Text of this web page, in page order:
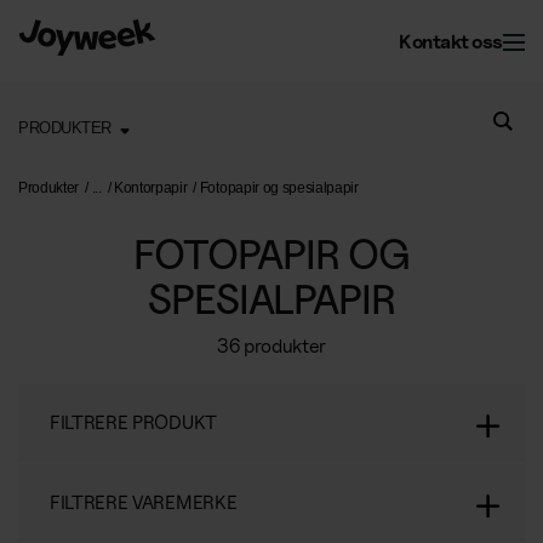
Kontakt oss
Kontorservice
Kontorrenhold
Gjenvinning på kontoret
Stell av grøntarealer
Om Joyweek
Nettbutikk
NO
Logg på
PRODUKTER
Produkter Kontorpapir Fotopapir og spesialpapir
FOTOPAPIR OG
SPESIALPAPIR
36 produkter
FILTRERE PRODUKT
FILTRERE VAREMERKE